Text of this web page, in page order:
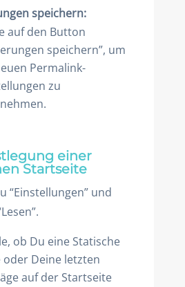
speichern:
auf den Button
speichern”, um
Permalink-
zu
einer
Startseite
“Einstellungen” und
ob Du eine Statische
oder Deine letzten
auf der Startseite